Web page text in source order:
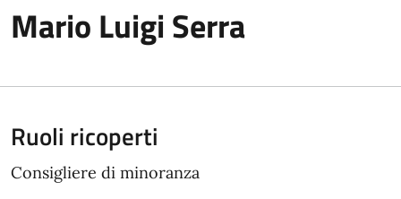
Mario Luigi Serra
Ruoli ricoperti
Consigliere di minoranza